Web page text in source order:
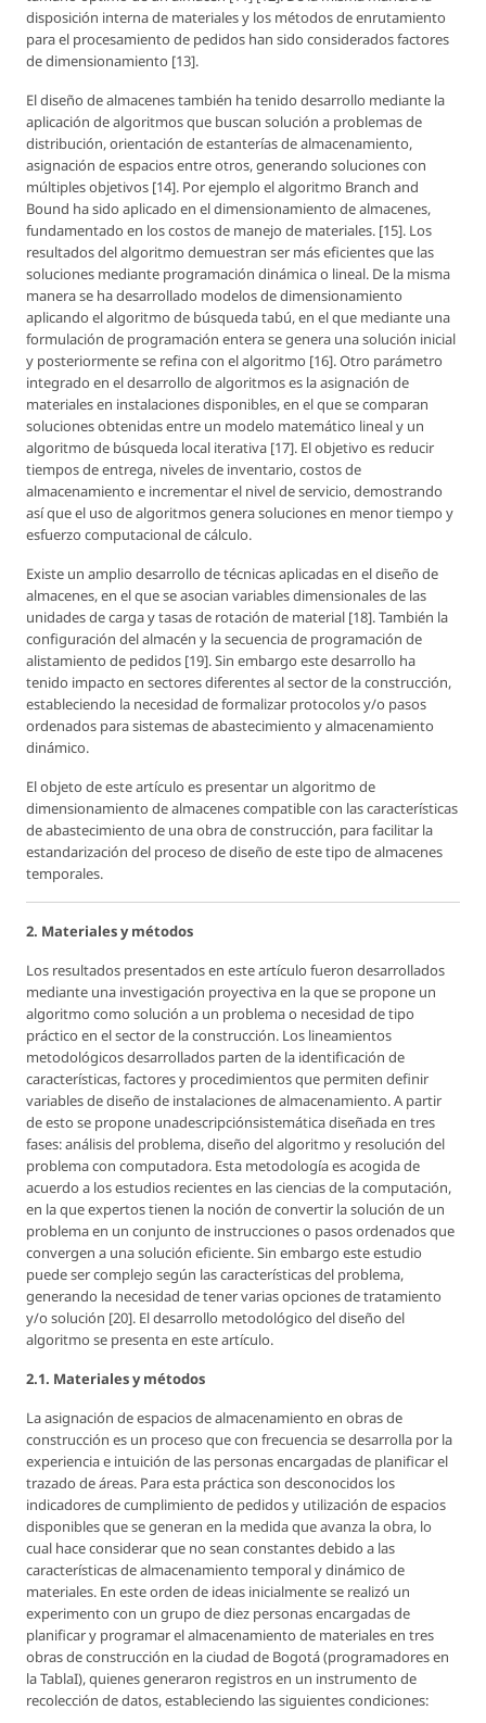
disposición interna de materiales y los métodos de enrutamiento
para el procesamiento de pedidos han sido considerados factores
de dimensionamiento [13].
El diseño de almacenes también ha tenido desarrollo mediante la
aplicación de algoritmos que buscan solución a problemas de
distribución, orientación de estanterías de almacenamiento,
asignación de espacios entre otros, generando soluciones con
múltiples objetivos [14]. Por ejemplo el algoritmo Branch and
Bound ha sido aplicado en el dimensionamiento de almacenes,
fundamentado en los costos de manejo de materiales. [15]. Los
resultados del algoritmo demuestran ser más eficientes que las
soluciones mediante programación dinámica o lineal. De la misma
manera se ha desarrollado modelos de dimensionamiento
aplicando el algoritmo de búsqueda tabú, en el que mediante una
formulación de programación entera se genera una solución inicial
y posteriormente se refina con el algoritmo [16]. Otro parámetro
integrado en el desarrollo de algoritmos es la asignación de
materiales en instalaciones disponibles, en el que se comparan
soluciones obtenidas entre un modelo matemático lineal y un
algoritmo de búsqueda local iterativa [17]. El objetivo es reducir
tiempos de entrega, niveles de inventario, costos de
almacenamiento e incrementar el nivel de servicio, demostrando
así que el uso de algoritmos genera soluciones en menor tiempo y
esfuerzo computacional de cálculo.
Existe un amplio desarrollo de técnicas aplicadas en el diseño de
almacenes, en el que se asocian variables dimensionales de las
unidades de carga y tasas de rotación de material [18]. También la
configuración del almacén y la secuencia de programación de
alistamiento de pedidos [19]. Sin embargo este desarrollo ha
tenido impacto en sectores diferentes al sector de la construcción,
estableciendo la necesidad de formalizar protocolos y/o pasos
ordenados para sistemas de abastecimiento y almacenamiento
dinámico.
El objeto de este artículo es presentar un algoritmo de
dimensionamiento de almacenes compatible con las características
de abastecimiento de una obra de construcción, para facilitar la
estandarización del proceso de diseño de este tipo de almacenes
temporales.
2. Materiales y métodos
Los resultados presentados en este artículo fueron desarrollados
mediante una investigación proyectiva en la que se propone un
algoritmo como solución a un problema o necesidad de tipo
práctico en el sector de la construcción. Los lineamientos
metodológicos desarrollados parten de la identificación de
características, factores y procedimientos que permiten definir
variables de diseño de instalaciones de almacenamiento. A partir
de esto se propone unadescripciónsistemática diseñada en tres
fases: análisis del problema, diseño del algoritmo y resolución del
problema con computadora. Esta metodología es acogida de
acuerdo a los estudios recientes en las ciencias de la computación,
en la que expertos tienen la noción de convertir la solución de un
problema en un conjunto de instrucciones o pasos ordenados que
convergen a una solución eficiente. Sin embargo este estudio
puede ser complejo según las características del problema,
generando la necesidad de tener varias opciones de tratamiento
y/o solución [20]. El desarrollo metodológico del diseño del
algoritmo se presenta en este artículo.
2.1. Materiales y métodos
La asignación de espacios de almacenamiento en obras de
construcción es un proceso que con frecuencia se desarrolla por la
experiencia e intuición de las personas encargadas de planificar el
trazado de áreas. Para esta práctica son desconocidos los
indicadores de cumplimiento de pedidos y utilización de espacios
disponibles que se generan en la medida que avanza la obra, lo
cual hace considerar que no sean constantes debido a las
características de almacenamiento temporal y dinámico de
materiales. En este orden de ideas inicialmente se realizó un
experimento con un grupo de diez personas encargadas de
planificar y programar el almacenamiento de materiales en tres
obras de construcción en la ciudad de Bogotá (programadores en
la TablaI), quienes generaron registros en un instrumento de
recolección de datos, estableciendo las siguientes condiciones: